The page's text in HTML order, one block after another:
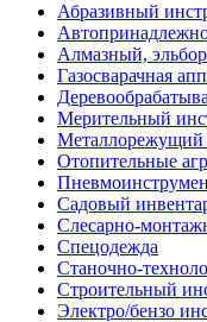
Абразивный
Алмазный,
Газосварачная
Мерительный
Металлорежущий
Отопительные
Садовый
Слесарно-
Спецодежда
Станочно-
Строительный
Электро/бензо